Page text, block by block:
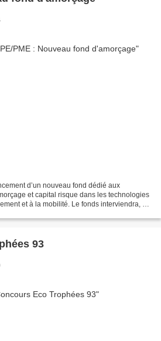
d’un nouveau fond dédié aux
et capital risque dans les technologies
et à la mobilité. Le fonds interviendra, de
93